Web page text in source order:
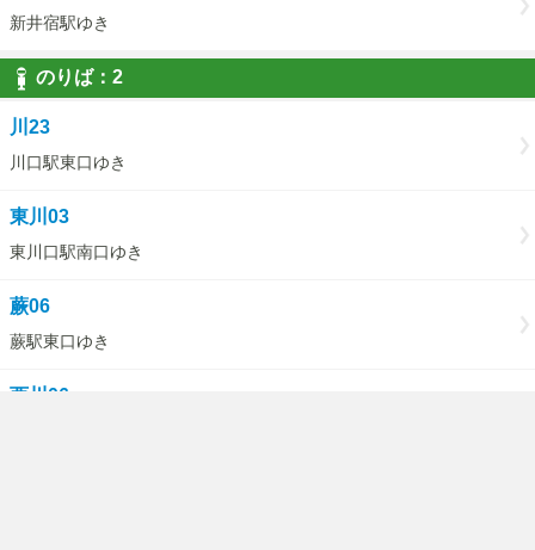
新井宿駅ゆき
のりば：2
川23
川口駅東口ゆき
東川03
東川口駅南口ゆき
蕨06
蕨駅東口ゆき
西川06